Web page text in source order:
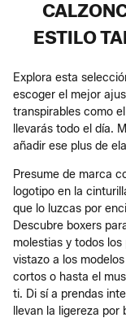
ESTILO
Explora esta
escoger el mejor
transpirables como
llevarás todo el día.
añadir ese plus de
Presume de marca
logotipo en la
que lo luzcas por
Descubre boxers
molestias y todos
vistazo a los
cortos o hasta el
ti. Di sí a prendas
llevan la ligereza por